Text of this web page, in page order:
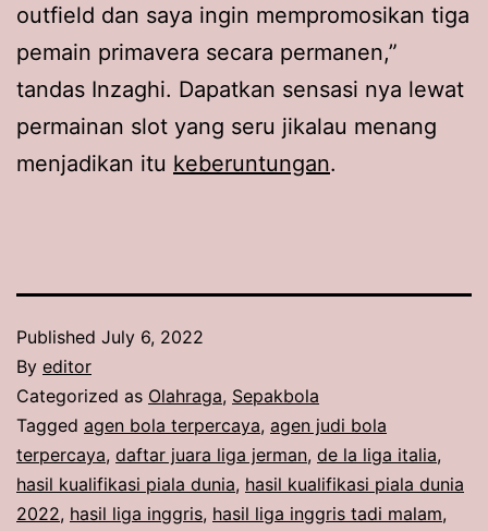
outfield dan saya ingin mempromosikan tiga
pemain primavera secara permanen,”
tandas Inzaghi. Dapatkan sensasi nya lewat
permainan slot yang seru jikalau menang
menjadikan itu keberuntungan.
Published July 6, 2022
By editor
Categorized as Olahraga, Sepakbola
Tagged agen bola terpercaya, agen judi bola
terpercaya, daftar juara liga jerman, de la liga italia,
hasil kualifikasi piala dunia, hasil kualifikasi piala dunia
2022, hasil liga inggris, hasil liga inggris tadi malam,